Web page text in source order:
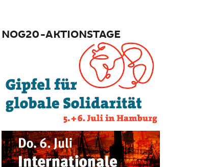
NOG20-AKTIONSTAGE